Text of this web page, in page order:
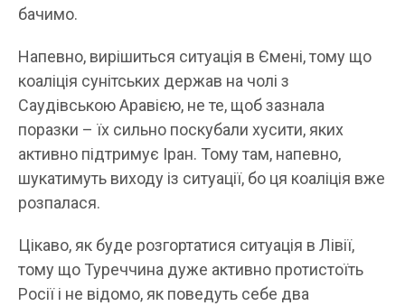
бачимо.
Напевно, вирішиться ситуація в Ємені, тому що
коаліція сунітських держав на чолі з
Саудівською Аравією, не те, щоб зазнала
поразки – їх сильно поскубали хусити, яких
активно підтримує Іран. Тому там, напевно,
шукатимуть виходу із ситуації, бо ця коаліція вже
розпалася.
Цікаво, як буде розгортатися ситуація в Лівії,
тому що Туреччина дуже активно протистоїть
Росії і не відомо, як поведуть себе два